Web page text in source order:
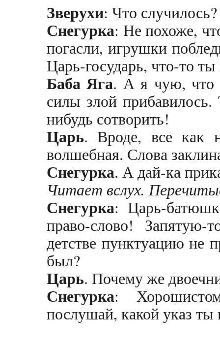
Зверухи: Что
Снегурка: Не похоже,
погасли, игрушки
Царь-государь, что-то ты
Баба Яга. А я чую, что
силы злой
нибудь сотворить!
Царь. Вроде, все как
волшебная. Слова
Снегурка. А дай-ка
Читает вслух.
Снегурка: Царь-
право-слово!
детстве пунктуацию не
был?
Царь. Почему же
Снегурка:
послушай, какой указ ты